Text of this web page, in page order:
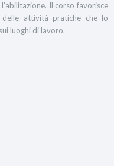
Il corso favorisce
attività pratiche che lo
luoghi di lavoro.